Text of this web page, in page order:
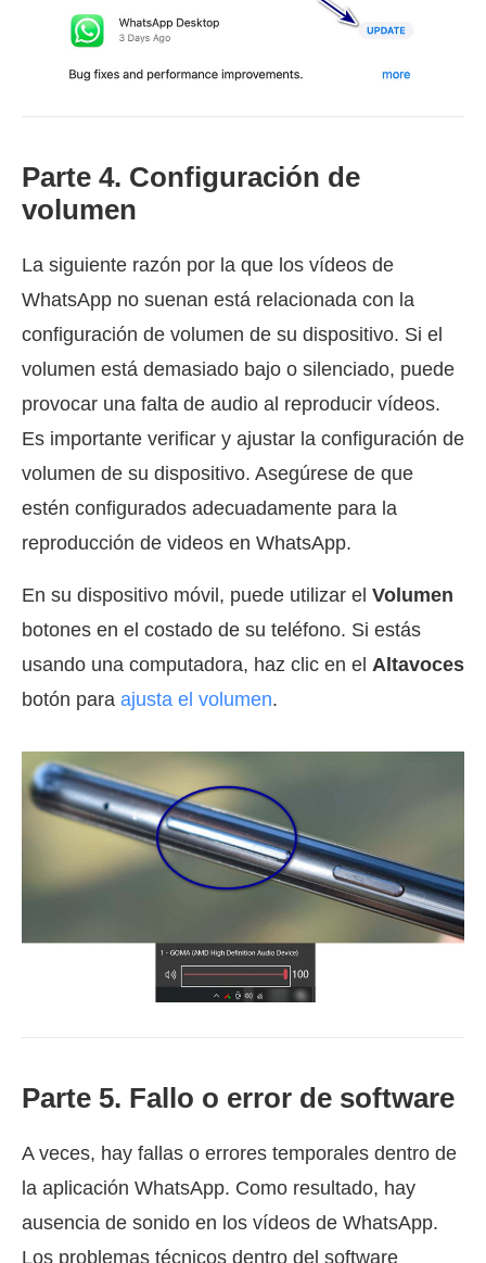
Parte 4. Configuración de
volumen
La siguiente razón por la que los vídeos de
WhatsApp no suenan está relacionada con la
configuración de volumen de su dispositivo. Si el
volumen está demasiado bajo o silenciado, puede
provocar una falta de audio al reproducir vídeos.
Es importante verificar y ajustar la configuración de
volumen de su dispositivo. Asegúrese de que
estén configurados adecuadamente para la
reproducción de videos en WhatsApp.
En su dispositivo móvil, puede utilizar el Volumen
botones en el costado de su teléfono. Si estás
usando una computadora, haz clic en el Altavoces
botón para ajusta el volumen.
Parte 5. Fallo o error de software
A veces, hay fallas o errores temporales dentro de
la aplicación WhatsApp. Como resultado, hay
ausencia de sonido en los vídeos de WhatsApp.
Los problemas técnicos dentro del software